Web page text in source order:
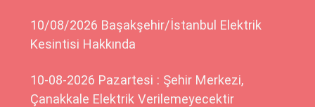
10/08/2026 Başakşehir/İstanbul Elektrik
Kesintisi Hakkında
10-08-2026 Pazartesi : Şehir Merkezi,
Çanakkale Elektrik Verilemeyecektir